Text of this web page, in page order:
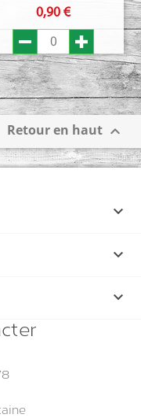
Prix
0,90 €
Retour en haut 


